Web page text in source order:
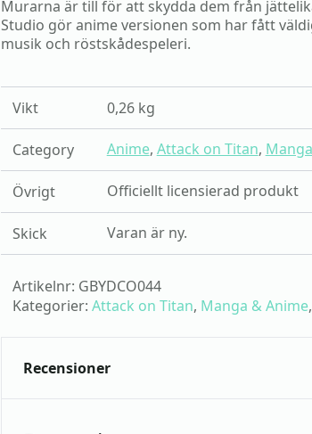
Murarna är till för att skydda dem från
Studio gör anime versionen som har fått
musik och röstskådespeleri.
Vikt 0,26 kg
Category Anime, Attack on Titan, Manga
Övrigt Officiellt licensierad produkt
Skick Varan är ny.
Artikelnr: GBYDCO044
Kategorier: Attack on Titan, Manga & Anime,
Recensioner